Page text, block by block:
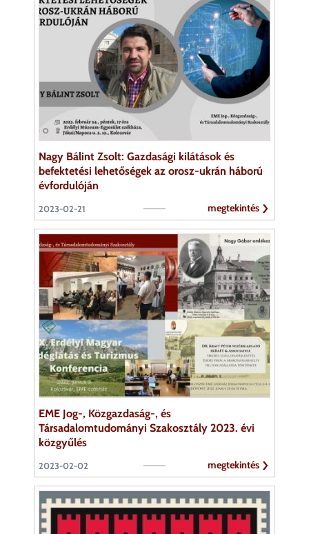
Nagy Bálint Zsolt: Gazdasági kilátások és
befektetési lehetőségek az orosz-ukrán háború
évfordulóján
megtekintés
2023-02-21
EME Jog-, Közgazdaság-, és
Társadalomtudományi Szakosztály 2023. évi
közgyűlés
megtekintés
2023-02-02